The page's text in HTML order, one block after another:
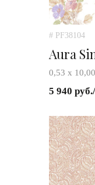
# PF38104
Aura
0,53 х
5 940